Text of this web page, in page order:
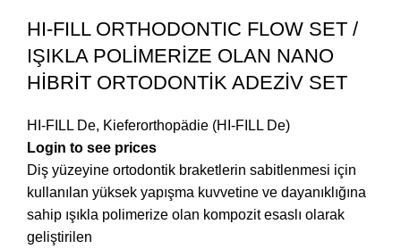
HI-FILL ORTHODONTIC FLOW SET /
IŞIKLA POLİMERİZE OLAN NANO
HİBRİT ORTODONTİK ADEZİV SET
HI-FILL De, Kieferorthopädie (HI-FILL De)
Login to see prices
Diş yüzeyine ortodontik braketlerin sabitlenmesi için
kullanılan yüksek yapışma kuvvetine ve dayanıklığına
sahip ışıkla polimerize olan kompozit esaslı olarak
geliştirilen